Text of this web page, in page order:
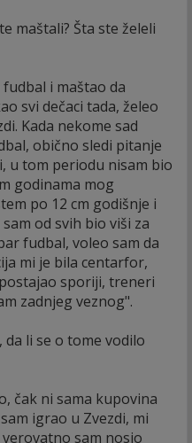
maštali? Šta ste želeli
i maštao da
svi dečaci tada, želeo
Kada nekome sad
obično sledi pitanje
u tom periodu nisam bio
godinama mog
po 12 cm godišnje i
od svih bio viši za
fudbal, voleo sam da
mi je bila centarfor,
sporiji, treneri
zadnjeg veznog".
li se o tome vodilo
čak ni sama kupovina
igrao u Zvezdi, mi
sam nosio